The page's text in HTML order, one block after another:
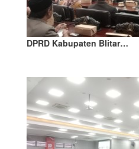
DPRD Kabupaten Blitar…